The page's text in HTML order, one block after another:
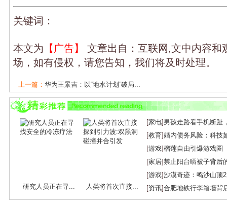
关键词：
本文为 【广告】
文章出自：互联网,文中内容和
场，如有侵权，请您告知，我们将及时处理。
上一篇： 华为王景吉：以“地水计划”破局...
下一篇：港企组团亮相上海工博会：AI赋能...
研究人员正在寻... 人类将首次直接...
[家电] 男孩走路看手机断趾
[教育]婚内债务风险：科技
[游戏]榴莲自由引爆游戏圈
[家居]禁止阳台晒被子背后
[游戏]沙漠奇迹：鸣沙山顶
[资讯]合肥地铁行李箱墙背